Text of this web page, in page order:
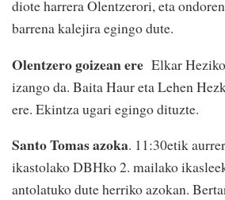
diote harrera Olentzerori, eta
barrena kalejira egingo dute.
Olentzero goizean ere Elkar
izango da. Baita Haur eta Lehen
ere. Ekintza ugari egingo dituzte.
Santo Tomas azoka. 11:30etik
ikastolako DBHko 2. mailako
antolatuko dute herriko azokan.